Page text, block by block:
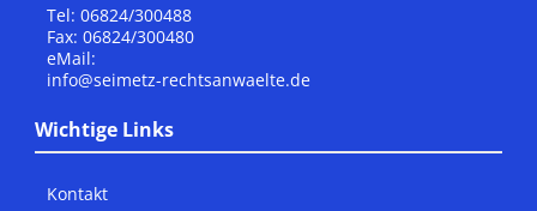
Tel: 06824/300488
Fax: 06824/300480
eMail:
info@seimetz-rechtsanwaelte.de
Wichtige Links
Kontakt